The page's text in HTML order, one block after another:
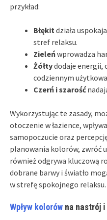
przykład:
Błękit działa
stref relaksu.
Zieleńwprowadza
Żółtydodaje energii,
codziennym
Czerń i szarość
Wykorzystując te zasady,
otoczenie w łazience,
samopoczucie oraz
planowania kolorów, zwróć
również odgrywa kluczową
dobrane barwy i światło
w strefę spokojnego relaksu.
Wpływ kolorów na nastrój